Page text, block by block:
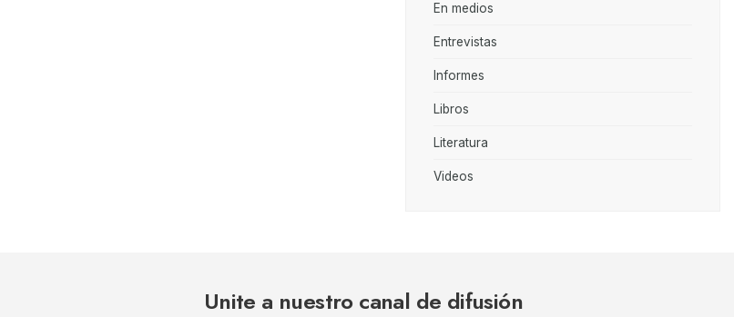
En medios
Entrevistas
Informes
Libros
Literatura
Videos
Unite a nuestro canal de difusión